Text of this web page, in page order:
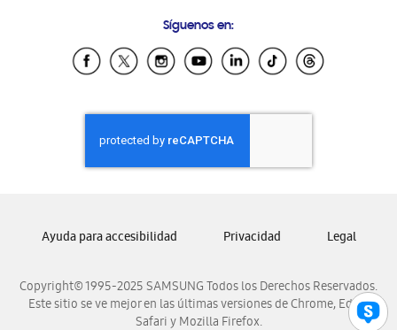
Samsung Ecuador
Samsung El Salvador
Samsung Honduras
Samsung Nicaragua
Samsung Panamá
Samsung Venezuela
Síguenos en:
Copyright© 1995-2025 SAMSUNG Todos los Derechos Reservados.
Este sitio se ve mejor en las últimas versiones de Chrome, Edge,
Safari y Mozilla Firefox.
Ayuda para accesibilidad Privacidad Legal